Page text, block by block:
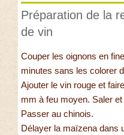
Préparation de la
de vin
Couper les oignons en
minutes sans les colorer
Ajouter le vin rouge et
mm à feu moyen. Saler et
Passer au chinois.
Délayer la maïzena dans